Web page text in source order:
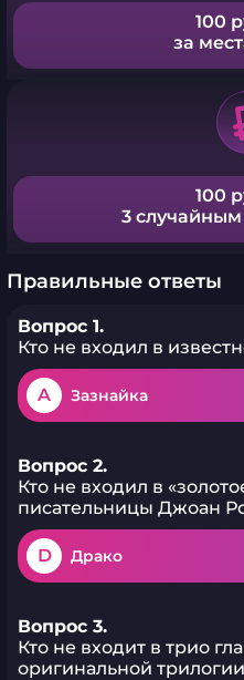
100
за
100
3
Правильные ответы
Вопрос 1.
Кто не входил в
A Зазнайка
Вопрос 2.
Кто не входил в
писательницы Джоан
D Драко
Вопрос 3.
Кто не входит в трио
оригинальной